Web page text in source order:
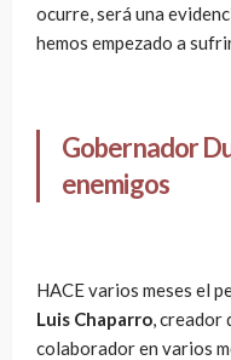
ocurre, será una
hemos empezado a
Gobernador
enemigos
HACE varios meses el
Luis Chaparro, creador
colaborador en varios